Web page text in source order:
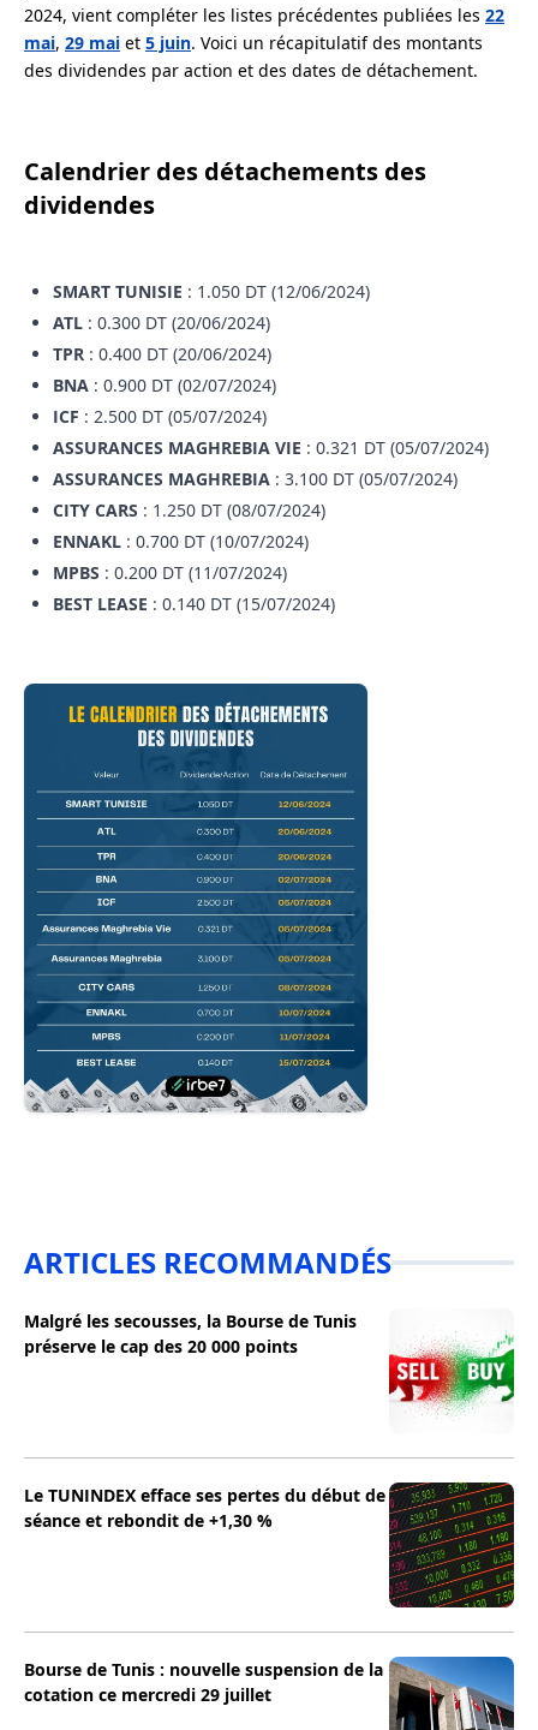
2024, vient compléter les listes précédentes publiées les 22
mai, 29 mai et 5 juin. Voici un récapitulatif des montants
des dividendes par action et des dates de détachement.
Calendrier des détachements des
dividendes
SMART TUNISIE : 1.050 DT (12/06/2024)
ATL : 0.300 DT (20/06/2024)
TPR : 0.400 DT (20/06/2024)
BNA : 0.900 DT (02/07/2024)
ICF : 2.500 DT (05/07/2024)
ASSURANCES MAGHREBIA VIE : 0.321 DT (05/07/2024)
ASSURANCES MAGHREBIA : 3.100 DT (05/07/2024)
CITY CARS : 1.250 DT (08/07/2024)
ENNAKL : 0.700 DT (10/07/2024)
MPBS : 0.200 DT (11/07/2024)
BEST LEASE : 0.140 DT (15/07/2024)
ARTICLES RECOMMANDÉS
Malgré les secousses, la Bourse de Tunis
préserve le cap des 20 000 points
Le TUNINDEX efface ses pertes du début de
séance et rebondit de +1,30 %
Bourse de Tunis : nouvelle suspension de la
cotation ce mercredi 29 juillet